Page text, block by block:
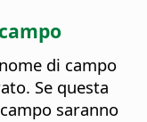
di campo
Se questa
saranno